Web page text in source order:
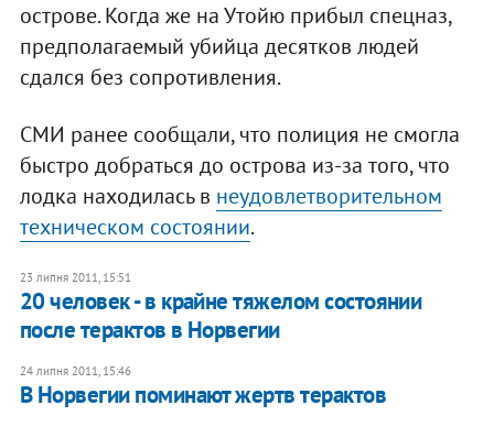
острове. Когда же на Утойю прибыл спецназ,
предполагаемый убийца десятков людей
сдался без сопротивления.
СМИ ранее сообщали, что полиция не смогла
быстро добраться до острова из-за того, что
лодка находилась в неудовлетворительном
техническом состоянии.
23 липня 2011, 15:51
20 человек - в крайне тяжелом состоянии
после терактов в Норвегии
24 липня 2011, 15:46
В Норвегии поминают жертв терактов